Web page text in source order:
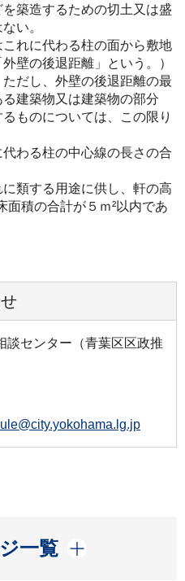
築造するための切土又は盛
い。
れに代わる柱の面から敷地
壁の後退距離」という。）
だし、外壁の後退距離の最
建築物又は建築物の部分
ものについては、この限り
る柱の中心線の長さの合
する用途に供し、軒の高
面積の合計が５ｍ²以内であ
談センター（青葉区区政推
一覧
開く